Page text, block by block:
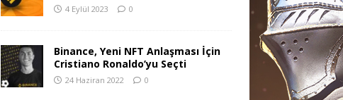
4 Eylül 2023 0
Binance, Yeni NFT Anlaşması İçin
Cristiano Ronaldo’yu Seçti
24 Haziran 2022 0